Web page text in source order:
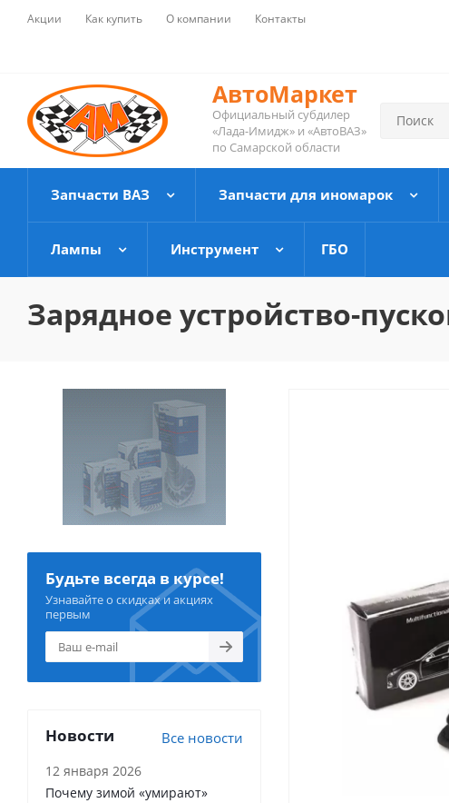
Акции Как купить О компании Контакты
АвтоМаркет
Официальный субдилер
«Лада-Имидж» и «АвтоВАЗ»
по Самарской области
Запчасти ВАЗ Запчасти для иномарок
Лампы Инструмент ГБО
Зарядное устройство-
Будьте всегда в курсе!
Узнавайте о скидках и акциях
первым
Новости Все новости
12 января 2026
Почему зимой «умирают»